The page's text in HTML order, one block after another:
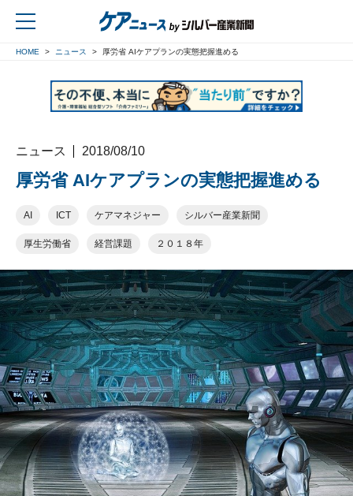
HOME ニュース 厚労省 AIケアプランの実態把握進める
ニュース 2018/08/10
厚労省 AIケアプランの実態把握進める
AI ICT ケアマネジャー シルバー産業新聞
厚生労働省 経営課題 ２０１８年